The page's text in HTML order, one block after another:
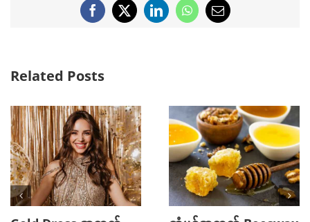
Facebook
X LinkedInWhatsApp
Email
Related Posts